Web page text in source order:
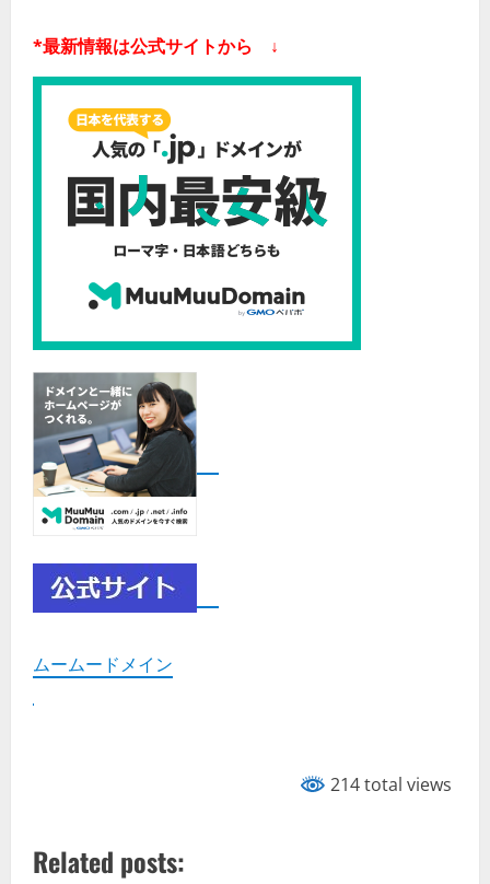
*最新情報は公式サイトから ↓
ムームードメイン
214 total views
Related posts: